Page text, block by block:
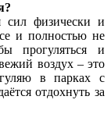
сил физически и
и полностью не
прогуляться и
воздух – это
в парках с
отдохнуть за